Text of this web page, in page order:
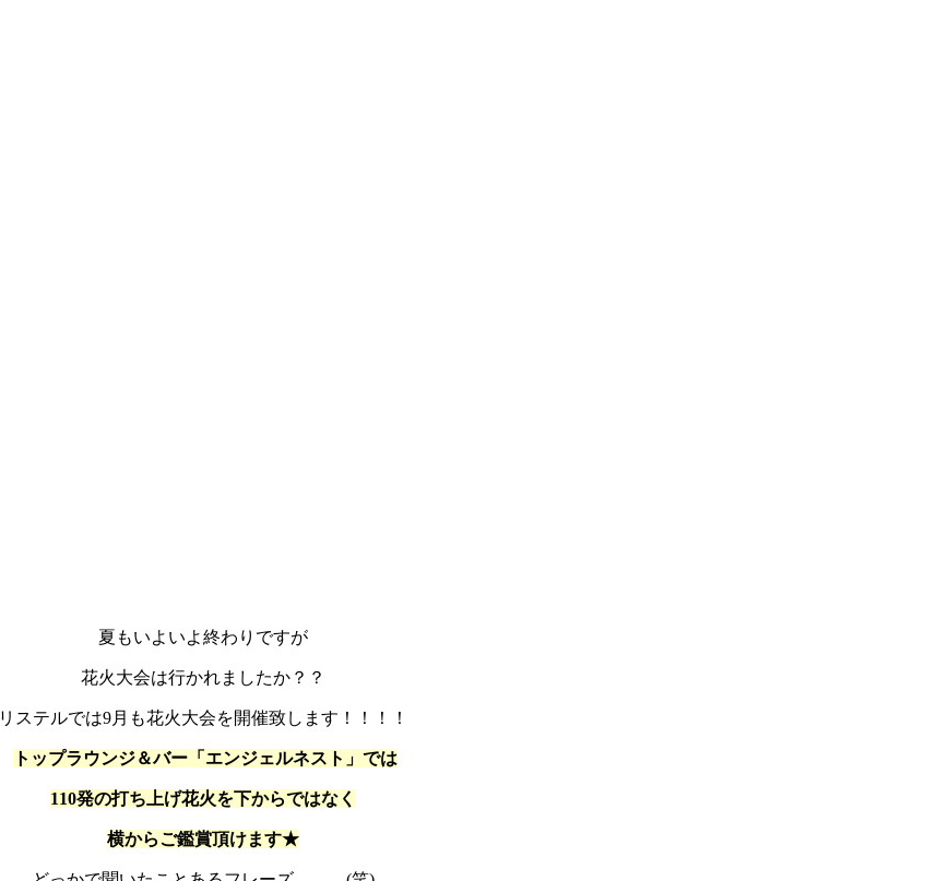
夏もいよいよ終わりですが
花火大会は行かれましたか？？
リステルでは9月も花火大会を開催致します！！！！
トップラウンジ＆バー「エンジェルネスト」では
110発の打ち上げ花火を下からではなく
横からご鑑賞頂けます★